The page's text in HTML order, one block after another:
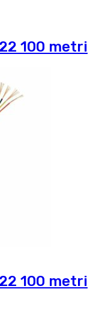
100 metri
100 metri